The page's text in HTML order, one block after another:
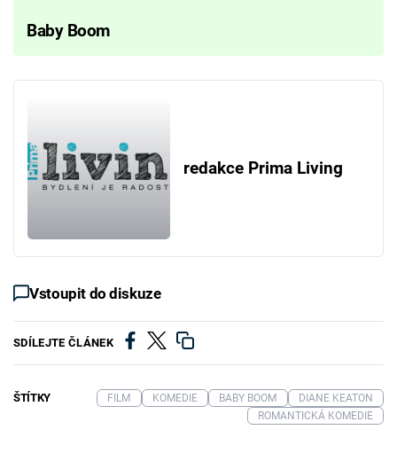
Baby Boom
redakce Prima Living
Vstoupit do diskuze
SDÍLEJTE ČLÁNEK
ŠTÍTKY FILM KOMEDIE BABY BOOM
DIANE KEATON
ROMANTICKÁ KOMEDIE